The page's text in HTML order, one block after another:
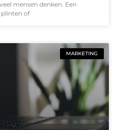
mensen denken. Een
plinten of
MARKETING